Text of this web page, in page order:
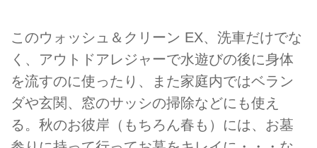
このウォッシュ＆クリーン EX、洗車だけでな
く、アウトドアレジャーで水遊びの後に身体
を流すのに使ったり、また家庭内ではベラン
ダや玄関、窓のサッシの掃除などにも使え
る。秋のお彼岸（もちろん春も）には、お墓